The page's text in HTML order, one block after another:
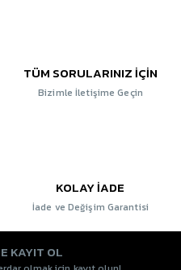
TÜM SORULARINIZ İÇİN
Bizimle İletişime Geçin
KOLAY İADE
İade ve Değişim Garantisi
KAYIT OL